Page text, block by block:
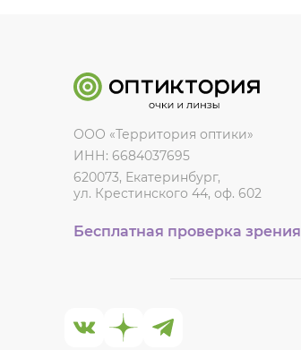
ООО «Территория оптики»
ИНН: 6684037695
620073, Екатеринбург,
ул. Крестинского 44, оф. 602
Бесплатная проверка зрения